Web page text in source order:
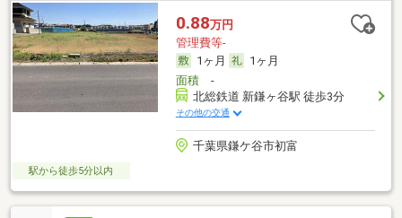
0.88万円
管理費等-
1ヶ月
1ヶ月
面積-
北総鉄道 新鎌ヶ谷駅 徒歩3分
その他の交通
千葉県鎌ケ谷市初富
駅から徒歩5分以内